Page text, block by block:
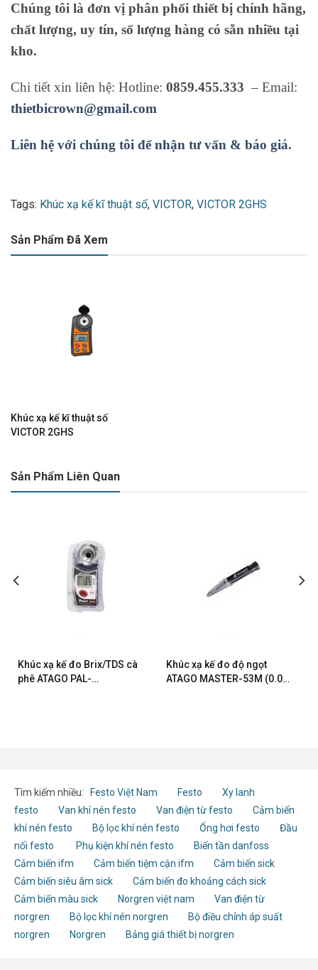
Chúng tôi là đơn vị phân phối thiết bị chính hãng,
chất lượng, uy tín, số lượng hàng có sẵn nhiều tại
kho.
Chi tiết xin liên hệ: Hotline: 0859.455.333 – Email:
thietbicrown@gmail.com
Liên hệ với chúng tôi để nhận tư vấn & báo giá.
Tags: Khúc xạ kế kĩ thuật số, VICTOR, VICTOR 2GHS
Sản Phẩm Đã Xem
Khúc xạ kế kĩ thuật số
VICTOR 2GHS
Sản Phẩm Liên Quan
Khúc xạ kế đo Brix/TDS cà
phê ATAGO PAL-
Khúc xạ kế đo độ ngọt
ATAGO MASTER-53M (0.0
Tìm kiếm nhiều: Festo Việt Nam Festo
Xy lanh
festo
Van khí nén festo Van điện từ festo
Cảm biến
khí nén festo
Bộ lọc khí nén festo Ống hơi festo
Đầu
nối festo
Phụ kiện khí nén festo
Biến tần danfoss
Cảm biến ifm
Cảm biến tiệm cận ifm
Cảm biến sick
Cảm biến siêu âm sick
Cảm biến đo khoảng cách sick
Cảm biến màu sick
Norgren việt nam
Van điện từ
norgren
Bộ lọc khí nén norgren
Bộ điều chỉnh áp suất
norgren
Norgren Bảng giá thiết bị norgren